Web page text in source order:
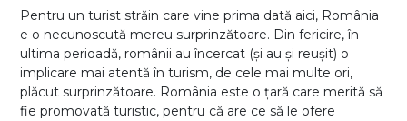
Pentru un turist străin care vine prima dată aici, România
e o necunoscută mereu surprinzătoare. Din fericire, în
ultima perioadă, românii au încercat (și au și reușit) o
implicare mai atentă în turism, de cele mai multe ori,
plăcut surprinzătoare. România este o țară care merită să
fie promovată turistic, pentru că are ce să le ofere